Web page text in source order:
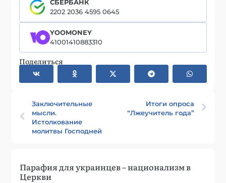
СБЕРБАНК
2202 2036 4595 0645
YOOMONEY
41001410883310
Поделиться
Заключительные
мысли.
Истолкование
молитвы Господней
Итоги опроса
“Лжеучитель года”
Парафия для украинцев – национализм в
Церкви